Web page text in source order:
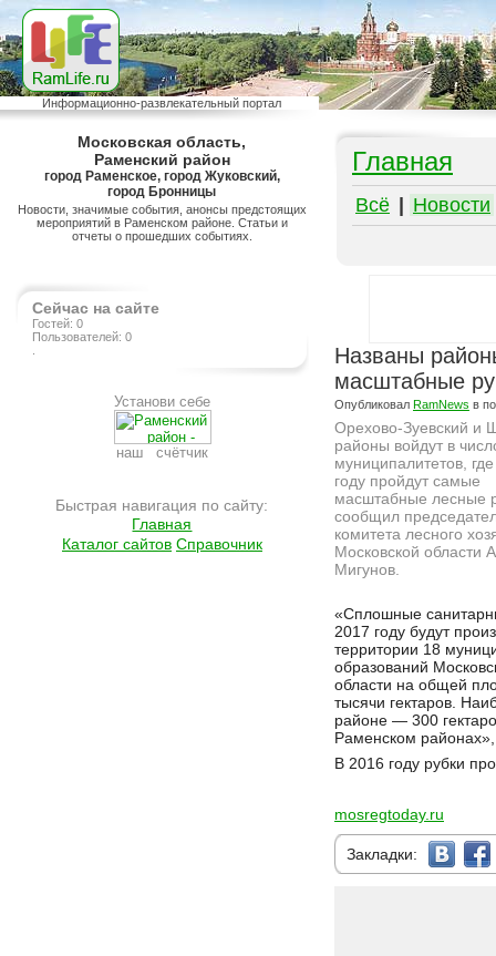
Информационно-развлекательный портал
Московская область,
Раменский район
город Раменское, город Жуковский,
город Бронницы
Новости, значимые события, анонсы предстоящих
мероприятий в Раменском районе. Статьи и
отчеты о прошедших событиях.
Сейчас на сайте
Гостей: 0
Пользователей: 0
Установи себе
наш счётчик
Быстрая навигация по сайту:
Главная
Каталог сайтов Справочник
Главная
Всё Новости
Названы
масштабные
Опубликовал RamNews в
Орехово-Зуевский и
районы войдут в
муниципалитетов,
году пройдут самые
масштабные лесные
сообщил
комитета лесного
Московской области
Мигунов.
«Сплошные
2017 году будут
территории 18
образований
области на общей
тысячи гектаров.
районе — 300
Раменском
В 2016 году рубки
mosregtoday.ru
Закладки: